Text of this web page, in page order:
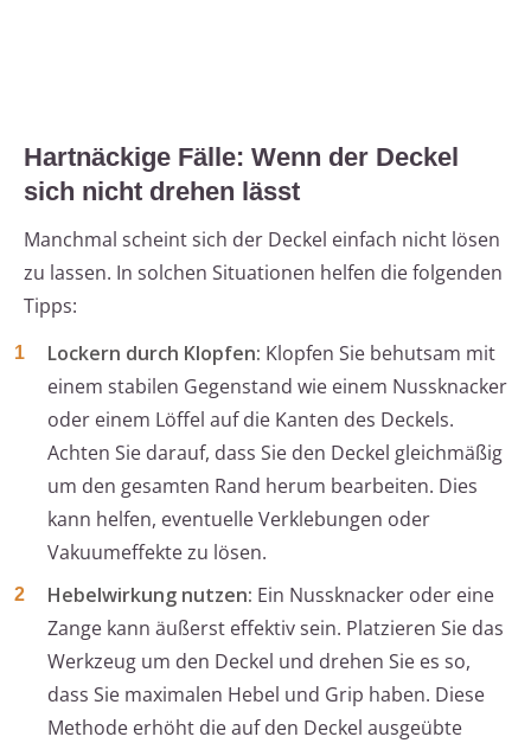
Hartnäckige Fälle: Wenn der Deckel
sich nicht drehen lässt
Manchmal scheint sich der Deckel einfach nicht lösen
zu lassen. In solchen Situationen helfen die folgenden
Tipps:
Lockern durch Klopfen: Klopfen Sie behutsam mit
einem stabilen Gegenstand wie einem Nussknacker
oder einem Löffel auf die Kanten des Deckels.
Achten Sie darauf, dass Sie den Deckel gleichmäßig
um den gesamten Rand herum bearbeiten. Dies
kann helfen, eventuelle Verklebungen oder
Vakuumeffekte zu lösen.
Hebelwirkung nutzen: Ein Nussknacker oder eine
Zange kann äußerst effektiv sein. Platzieren Sie das
Werkzeug um den Deckel und drehen Sie es so,
dass Sie maximalen Hebel und Grip haben. Diese
Methode erhöht die auf den Deckel ausgeübte